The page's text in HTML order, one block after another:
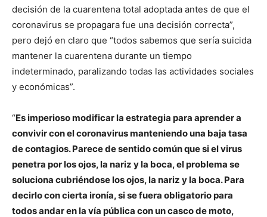
decisión de la cuarentena total adoptada antes de que el
coronavirus se propagara fue una decisión correcta”,
pero dejó en claro que “todos sabemos que sería suicida
mantener la cuarentena durante un tiempo
indeterminado, paralizando todas las actividades sociales
y económicas”.
“Es imperioso modificar la estrategia para aprender a
convivir con el coronavirus manteniendo una baja tasa
de contagios. Parece de sentido común que si el virus
penetra por los ojos, la nariz y la boca, el problema se
soluciona cubriéndose los ojos, la nariz y la boca. Para
decirlo con cierta ironía, si se fuera obligatorio para
todos andar en la vía pública con un casco de moto,